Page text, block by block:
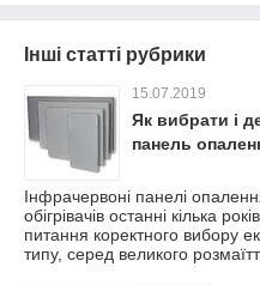
Інші статті рубрики
15.07.2019
Як вибрати і
панель
Інфрачервоні панелі
обігрівачів останні кілька
питання коректного вибору
типу, серед великого